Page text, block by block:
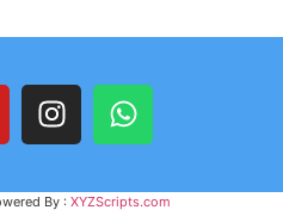
By : XYZScripts.com